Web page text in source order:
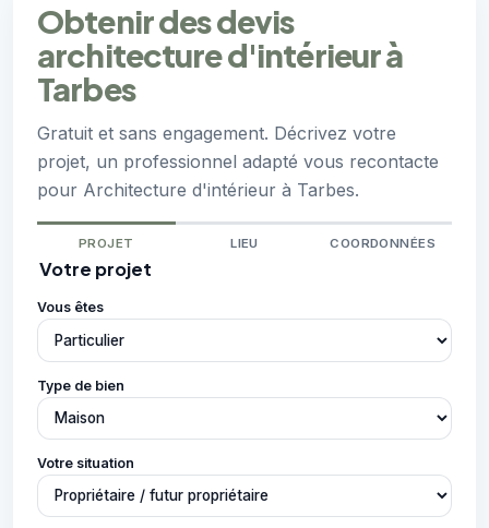
Obtenir des devis
architecture d'intérieur à
Tarbes
Gratuit et sans engagement. Décrivez votre
projet, un professionnel adapté vous recontacte
pour Architecture d'intérieur à Tarbes.
PROJET LIEU COORDONNÉES
Votre projet
Vous êtes
Type de bien
Votre situation